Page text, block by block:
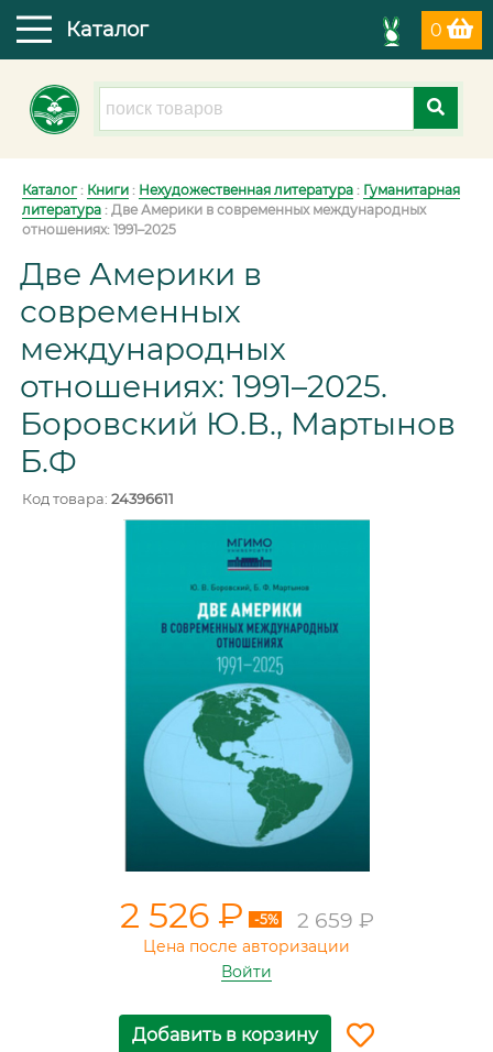
0
Каталог
Каталог: Книги : Нехудожественная литература : Гуманитарная
литература : Две Америки в современных международных
отношениях: 1991–2025
Две Америки в
современных
международных
отношениях: 1991–2025.
Боровский Ю.В., Мартынов
Б.Ф
Код товара: 24396611
2 526 ₽ -5% 2 659 ₽
Цена после авторизации
Войти
Добавить в корзину